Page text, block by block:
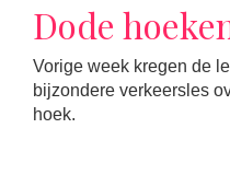
Dode
Vorige week kregen de
bijzondere verkeersles
hoek.